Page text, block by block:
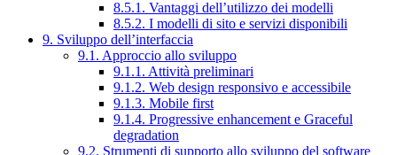
8.5.1. Vantaggi dell’utilizzo dei modelli
8.5.2. I modelli di sito e servizi disponibili
9. Sviluppo dell’interfaccia
9.1. Approccio allo sviluppo
9.1.1. Attività preliminari
9.1.2. Web design responsivo e accessibile
9.1.3. Mobile first
9.1.4. Progressive enhancement e Graceful
degradation
9.2. Strumenti di supporto allo sviluppo del software